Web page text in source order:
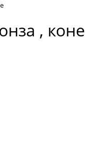
, коне